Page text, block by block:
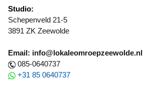
Studio:
Schepenveld 21-5
3891 ZK Zeewolde
Email: info@lokaleomroepzeewolde.nl
085-0640737
+31 85 0640737